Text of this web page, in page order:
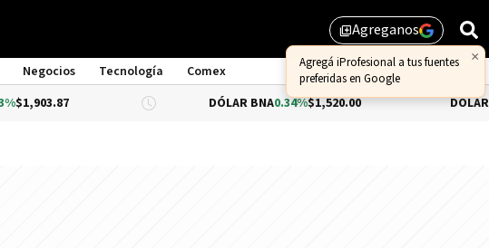
library_addAgreganos
Negocios Tecnología
Comex
DÓLAR BNA 0.34%$1,520.00 DÓLAR BLUE